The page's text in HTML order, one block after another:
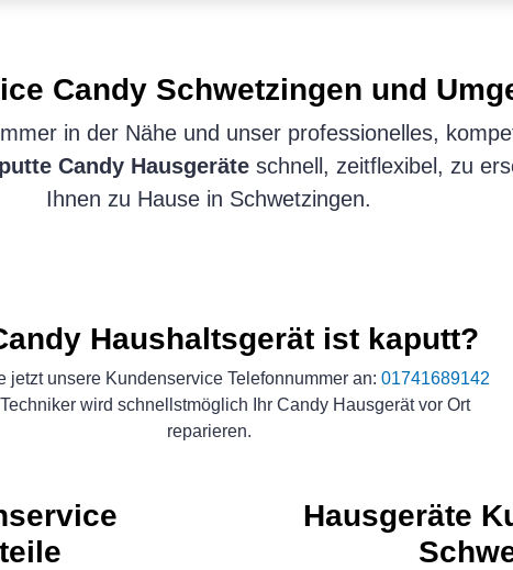
Candy Schwetzingen und
in der Nähe und unser professionelles,
Candy Hausgeräteschnell, zeitflexibel, zu
Ihnen zu Hause in Schwetzingen.
Haushaltsgerät ist kaputt?
jetzt unsere Kundenservice Telefonnummer an: 01741689142
wird schnellstmöglich Ihr Candy Hausgerät vor Ort
reparieren.
Hausgeräte